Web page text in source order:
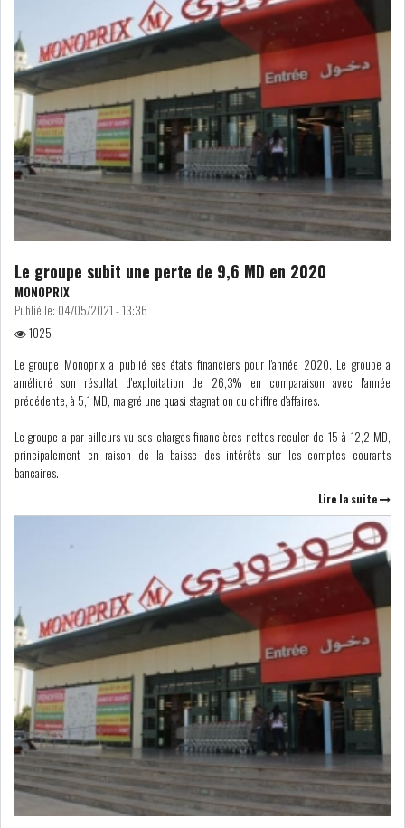
FINANCE
FISCALITE
ENTRÉE EN VIGUEUR DE LA
BOURSE DE TUNIS : UN OUTIL
RSS
ACTUALITÉS
ÉCONOMIQUES
EMPLOI
PRIVATISATION NOMINATION
ACTUALITÉS DES
SOCIÉTÉS
DEVISES
Le groupe subit une perte de 9,6 MD en 2020
MONOPRIX
Publié le: 04/05/2021 - 13:36
1025
Le groupe Monoprix a publié ses états financiers pour l'année 2020. Le groupe a
amélioré son résultat d'exploitation de 26,3% en comparaison avec l'année
précédente, à 5,1 MD, malgré une quasi stagnation du chiffre d'affaires.
Le groupe a par ailleurs vu ses charges financières nettes reculer de 15 à 12,2 MD,
principalement en raison de la baisse des intérêts sur les comptes courants
bancaires.
Lire la suite